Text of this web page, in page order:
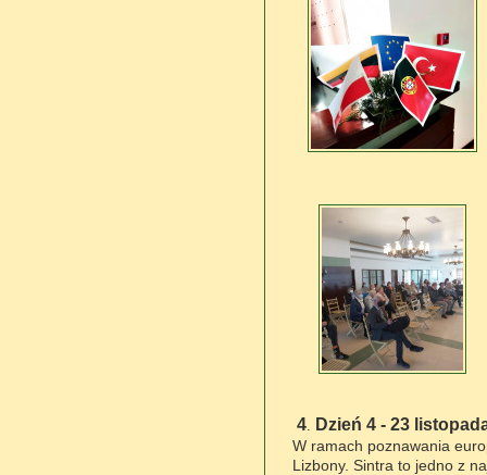
4. Dzień 4 - 23
W ramach poznawania
Lizbony. Sintra to jedno z